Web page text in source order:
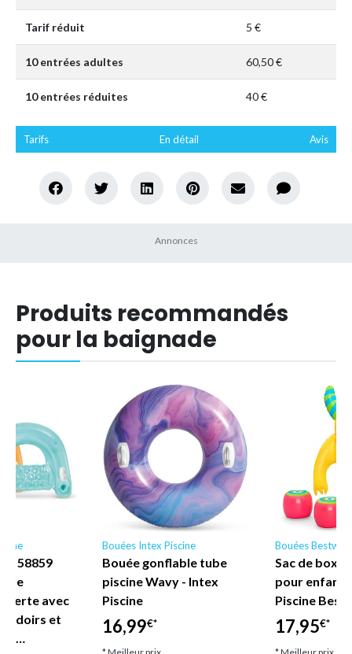
Tarif réduit 5 €
10 entrées adultes 60,50 €
10 entrées réduites 40 €
Tarifs En détail Avis
Produits recommandés
pour la baignade
- 58859
avec
et
Bouées Intex Piscine
Bouée gonflable tube
piscine Wavy - Intex
Piscine
16,99€*
Bouées Bestway
Sac de boxe
pour
Piscine
17,95€*